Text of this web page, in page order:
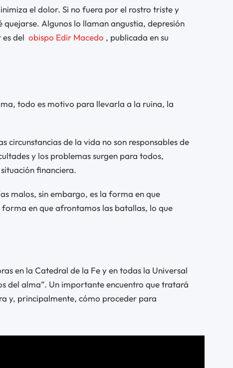
el dolor. Si no fuera por el rostro triste y
Algunos lo llaman angustia, depresión
del obispo Edir Macedo , publicada en su
todo es motivo para llevarla a la ruina, la
circunstancias de la vida no son responsables de
y los problemas surgen para todos,
financiera.
malos, sin embargo, es la forma en que
en que afrontamos las batallas, lo que
en la Catedral de la Fe y en todas la Universal
del alma”. Un importante encuentro que tratará
y, principalmente, cómo proceder para